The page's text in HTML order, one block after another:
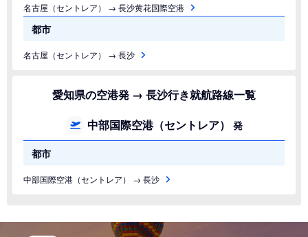
名古屋（セントレア） → 長沙黄花国際空港
都市
名古屋（セントレア） → 長沙
愛知県の空港発 → 長沙行き就航路線一覧
中部国際空港（セントレア）
発
都市
中部国際空港（セントレア） → 長沙